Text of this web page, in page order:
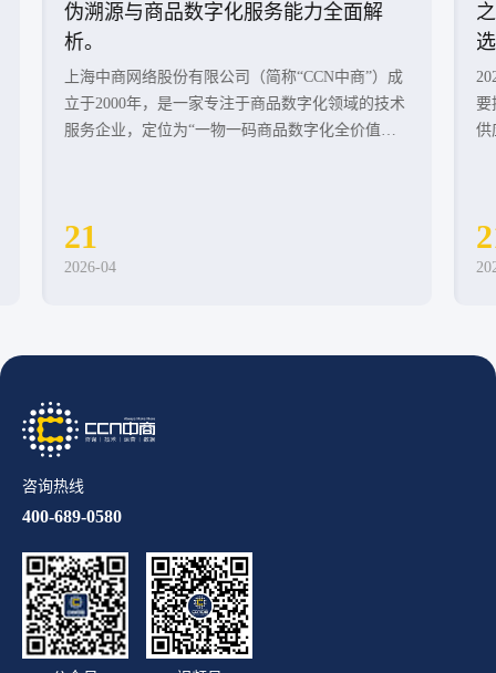
伪溯源与商品数字化服务能力全面解
析。
上海中商网络股份有限公司（简称“CCN中商”）成
立于2000年，是一家专注于商品数字化领域的技术
服务企业，定位为“一物一码商品数字化全价值链
等领域的综合解决方案。 目前，CCN中商累计服
务超过5200家企业客户，业务覆盖食品饮料、保健
21
2026-04
要
供
咨询热线
400-689-0580